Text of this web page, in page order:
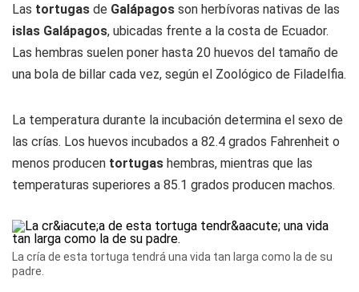
Las tortugas de Galápagos son herbívoras nativas de las
islas Galápagos, ubicadas frente a la costa de Ecuador.
Las hembras suelen poner hasta 20 huevos del tamaño de
una bola de billar cada vez, según el Zoológico de Filadelfia.
La temperatura durante la incubación determina el sexo de
las crías. Los huevos incubados a 82.4 grados Fahrenheit o
menos producen tortugas hembras, mientras que las
temperaturas superiores a 85.1 grados producen machos.
La cría de esta tortuga tendrá una vida tan larga como la de su
padre.